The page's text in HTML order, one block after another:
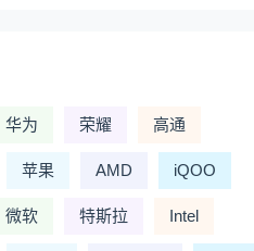
华为 荣耀 高通
苹果 AMD iQOO
微软 特斯拉 Intel